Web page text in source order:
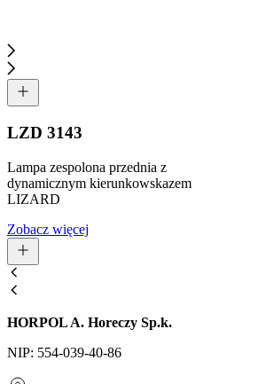
LZD 3143
Lampa zespolona przednia z
dynamicznym kierunkowskazem
LIZARD
Zobacz więcej
HORPOL A. Horeczy Sp.k.
NIP: 554-039-40-86